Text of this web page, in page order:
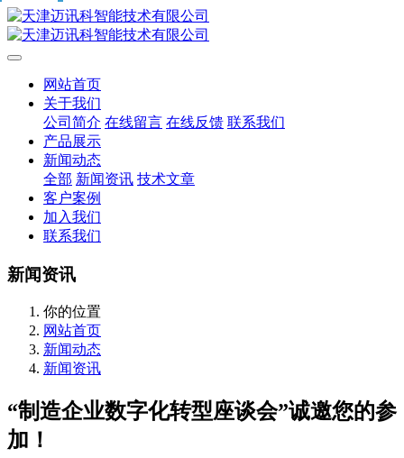
网站首页
关于我们
公司简介 在线留言 在线反馈 联系我们
产品展示
新闻动态
全部 新闻资讯 技术文章
客户案例
加入我们
联系我们
新闻资讯
你的位置
网站首页
新闻动态
新闻资讯
“制造企业数字化转型座谈会”诚邀您的参
加！